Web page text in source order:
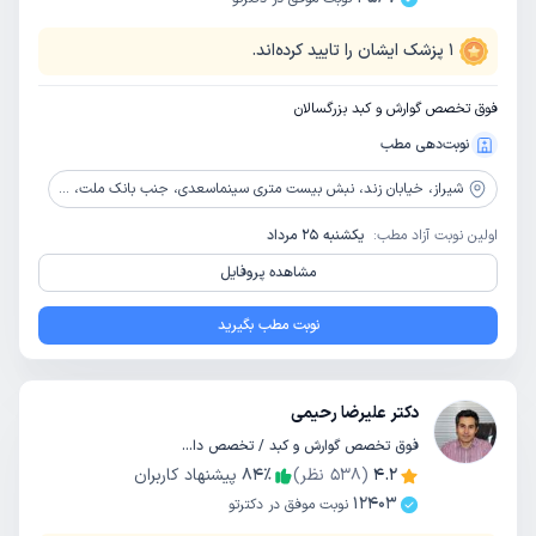
1 پزشک ایشان را تایید کرده‌اند.
فوق تخصص گوارش و کبد بزرگسالان
نوبت‌دهی مطب
شیراز، خیابان زند، نبش بیست متری سینماسعدی، جنب بانک ملت، مجتمع پزشکی شیراز ، طبقه 5
اولین نوبت آزاد مطب: یکشنبه 25 مرداد
مشاهده پروفایل
نوبت مطب بگیرید
دکتر علیرضا رحیمی
فوق تخصص گوارش و کبد / تخصص داخلی
4.2
(
538 نظر) 84٪
پیشنهاد کاربران
12403 نوبت موفق در دکترتو